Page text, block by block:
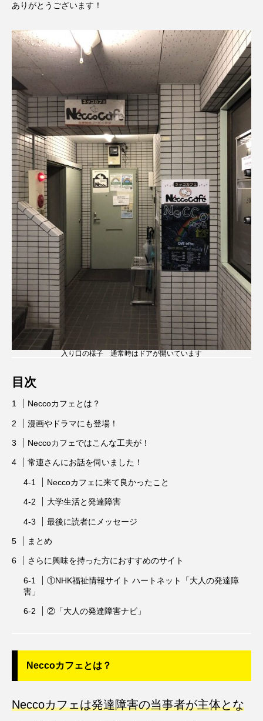
ありがとうございます！
入り口の様子 通常時はドアが開いています
目次
Neccoカフェとは？
漫画やドラマにも登場！
Neccoカフェではこんな工夫が！
常連さんにお話を伺いました！
Neccoカフェに来て良かったこと
大学生活と発達障害
最後に読者にメッセージ
まとめ
さらに興味を持った方におすすめのサイト
①NHK福祉情報サイト ハートネット「大人の発達障
害」
②「大人の発達障害ナビ」
Neccoカフェとは？
Neccoカフェは発達障害の当事者が主体とな